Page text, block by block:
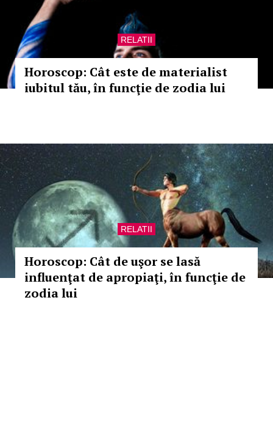
RELATII
Horoscop: Cât este de materialist
iubitul tău, în funcţie de zodia lui
RELATII
Horoscop: Cât de uşor se lasă
influenţat de apropiaţi, în funcţie de
zodia lui